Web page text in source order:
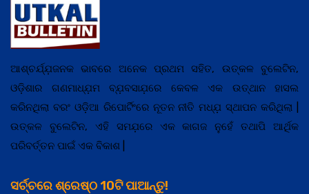
ଆଶ୍ଚର୍ଯ୍ଯ଼ଜନକ ଭାବରେ ଅନେକ ପ୍ରଥମ ସହିତ, ଉତ୍କଳ ବୁଲେଟିନ,
ଓଡ଼ିଶାର ଗଣମାଧ୍ଯ଼ମ ବ୍ଯ଼ବସାଯ଼ରେ କେବଳ ଏକ ଉତ୍ଥାନ ହାସଲ
କରିନଥିଲା ବରଂ ଓଡ଼ିଆ ରିପୋର୍ଟିଂରେ ନୂତନ ନୀତି ମଧ୍ଯ଼ ସ୍ଥାପନ କରିଥିଲା |
ଉତ୍କଳ ବୁଲେଟିନ, ଏହି ସମଯ଼ରେ ଏକ କାଗଜ ନୁହେଁ ତଥାପି ଆର୍ଥିକ
ପରିବର୍ତ୍ତନ ପାଇଁ ଏକ ବିକାଶ |
ସର୍ଚ୍ଚରେ ଶ୍ରେଷ୍ଠ 10ଟି ପାଆନ୍ତୁ!